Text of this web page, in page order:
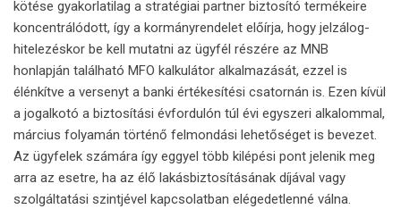
kötése gyakorlatilag a stratégiai partner biztosító termékeire
koncentrálódott, így a kormányrendelet előírja, hogy jelzálog-
hitelezéskor be kell mutatni az ügyfél részére az MNB
honlapján található MFO kalkulátor alkalmazását, ezzel is
élénkítve a versenyt a banki értékesítési csatornán is. Ezen kívül
a jogalkotó a biztosítási évfordulón túl évi egyszeri alkalommal,
március folyamán történő felmondási lehetőséget is bevezet.
Az ügyfelek számára így eggyel több kilépési pont jelenik meg
arra az esetre, ha az élő lakásbiztosításának díjával vagy
szolgáltatási szintjével kapcsolatban elégedetlenné válna.